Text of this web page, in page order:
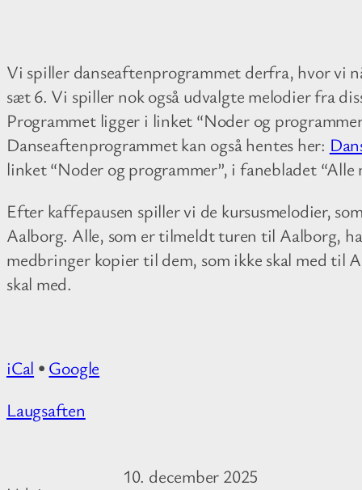
i
d
s
c
e
n
e
v
a
Vi spiller danseaftenprogrammet derfra, hvor vi
sæt 6. Vi spiller nok også udvalgte melodier fra
Programmet ligger i linket “Noder og
Danseaftenprogrammet kan også hentes her:
linket “Noder og programmer”, i fanebladet “Alle
Efter kaffepausen spiller vi de kursusmelodier,
Aalborg. Alle, som er tilmeldt turen til Aalborg,
medbringer kopier til dem, som ikke skal med til
skal med.
iCal • Google
M
Laugsaften
10. december 2025